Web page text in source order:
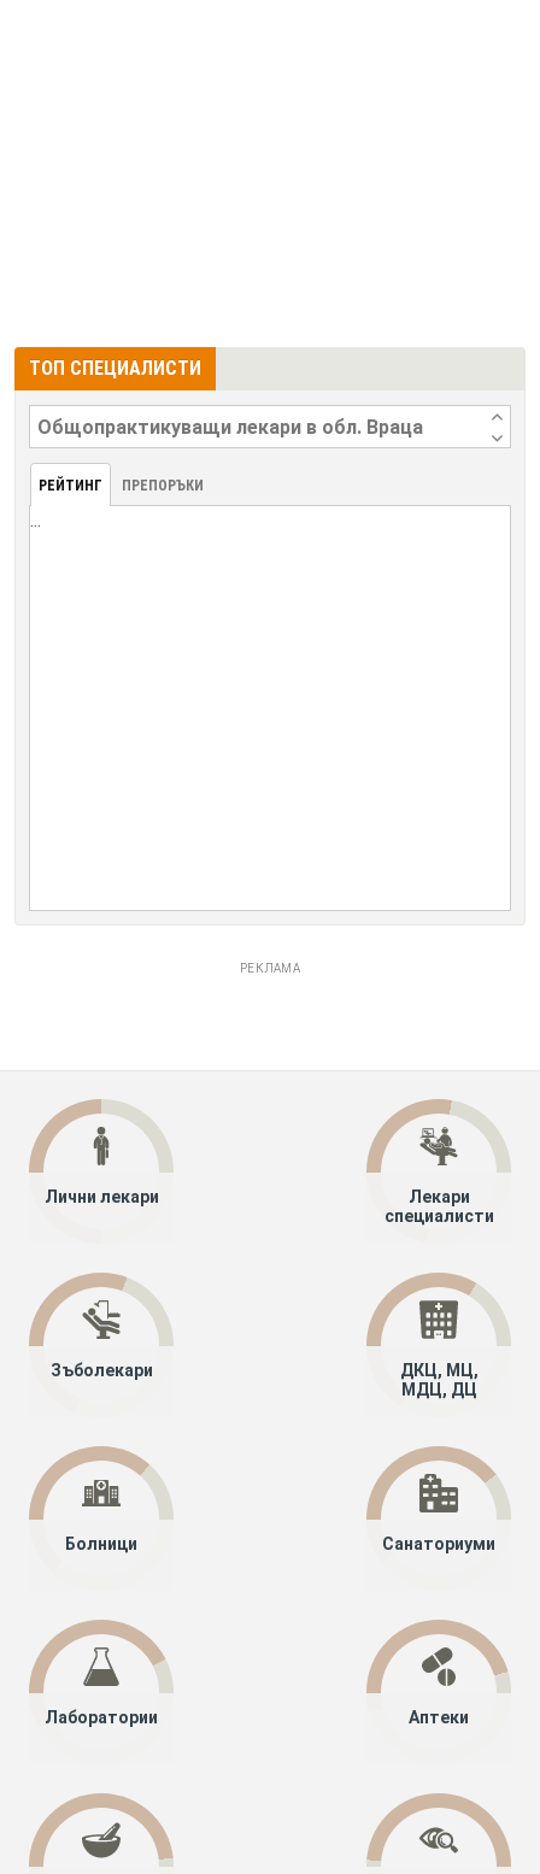
ТОП СПЕЦИАЛИСТИ
РЕЙТИНГ ПРЕПОРЪКИ
...
РЕКЛАМА
Лични лекари
Лекари
специалисти
Зъболекари
ДКЦ, МЦ,
МДЦ, ДЦ
Болници Санаториуми
Лаборатории Аптеки